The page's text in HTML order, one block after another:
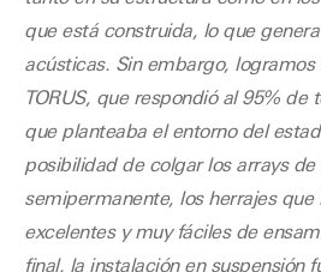
que está construida, lo que
acústicas. Sin embargo, logramos
TORUS, que respondió al 95% de
que planteaba el entorno del
posibilidad de colgar los arrays de
semipermanente, los herrajes que
excelentes y muy fáciles de
final, la instalación en suspensión